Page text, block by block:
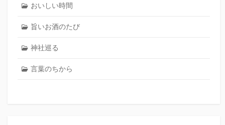
おいしい時間
旨いお酒のたび
神社巡る
言葉のちから